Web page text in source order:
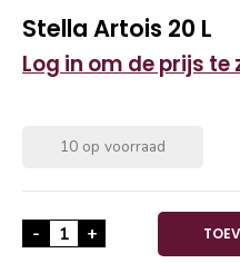
Stella Artois 20 L
Log in om de prijs te
10 op voorraad
- Stella Artois 20 L
+